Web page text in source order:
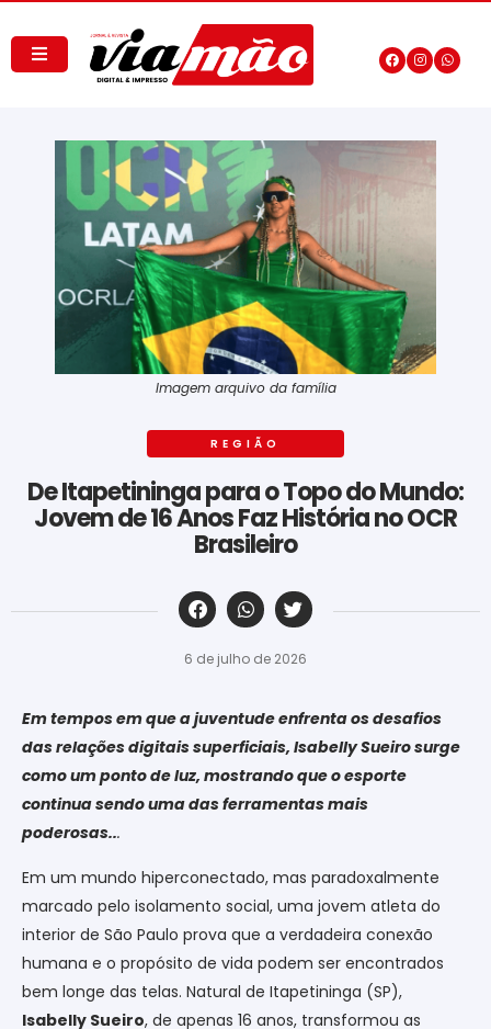
Imagem arquivo da família
REGIÃO
De Itapetininga para o Topo do Mundo:
Jovem de 16 Anos Faz História no OCR
Brasileiro
‎ ‎ ‎ ‎ ‎ ‎ ‎ ‎ ‎ ‎ ‎ ‎ ‎ ‎ ‎ ‎ ‎ ‎ ‎ ‎ ‎ ‎ ‎ ‎ ‎ ‎ ‎ ‎ ‎ ‎ ‎
6 de julho de 2026
Em tempos em que a juventude enfrenta os desafios
das relações digitais superficiais, Isabelly Sueiro surge
como um ponto de luz, mostrando que o esporte
continua sendo uma das ferramentas mais
poderosas...
Em um mundo hiperconectado, mas paradoxalmente
marcado pelo isolamento social, uma jovem atleta do
interior de São Paulo prova que a verdadeira conexão
humana e o propósito de vida podem ser encontrados
bem longe das telas. Natural de Itapetininga (SP),
Isabelly Sueiro, de apenas 16 anos, transformou as